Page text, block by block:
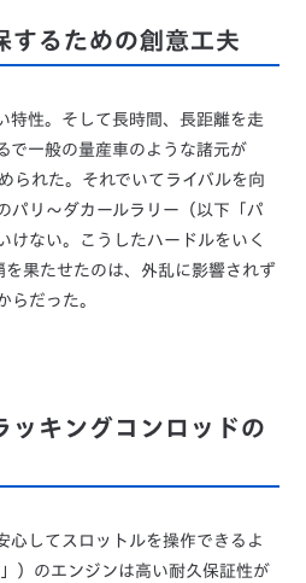
するための創意工夫
特性。そして長時間、長距離を走
で一般の量産車のような諸元が
られた。それでいてライバルを向
パリ～ダカールラリー（以下「パ
けない。こうしたハードルをいく
果たせたのは、外乱に影響されず
らだった。
ッキングコンロッドの
心してスロットルを操作できるよ
）のエンジンは高い耐久保証性が